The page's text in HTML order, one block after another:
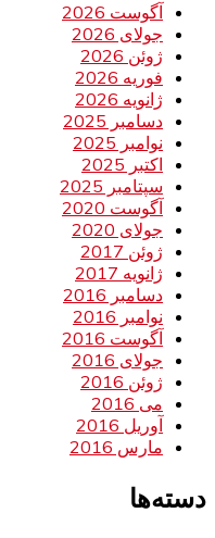
آگوست 2026
جولای 2026
ژوئن 2026
فوریه 2026
ژانویه 2026
دسامبر 2025
نوامبر 2025
اکتبر 2025
سپتامبر 2025
آگوست 2020
جولای 2020
ژوئن 2017
ژانویه 2017
دسامبر 2016
نوامبر 2016
آگوست 2016
جولای 2016
ژوئن 2016
می 2016
آوریل 2016
مارس 2016
دسته‌ها